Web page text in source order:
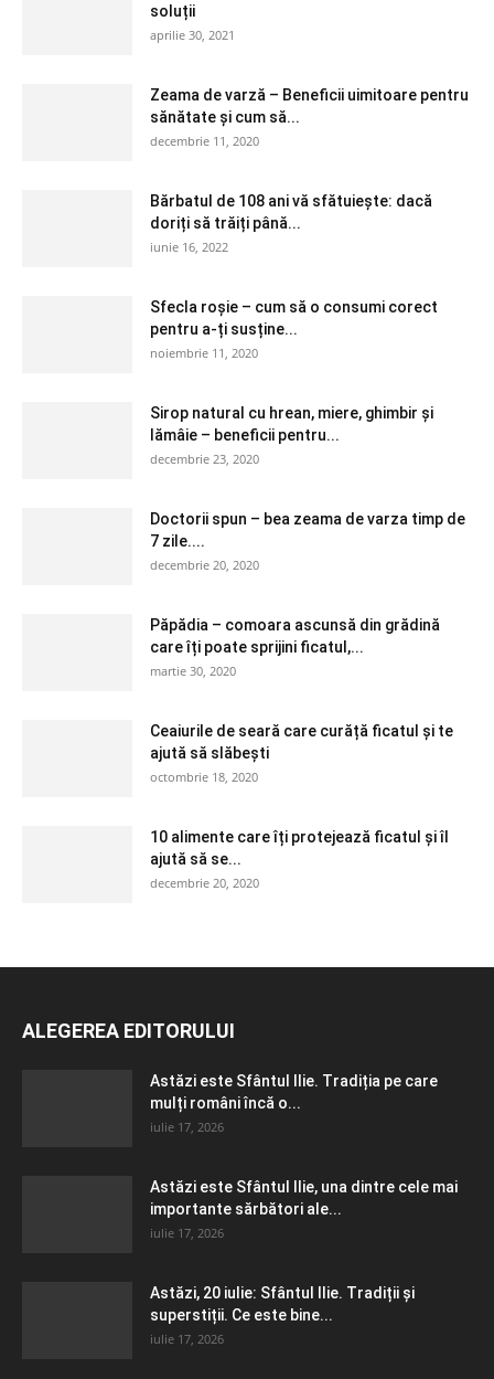
soluții
aprilie 30, 2021
Zeama de varză – Beneficii uimitoare pentru
sănătate și cum să...
decembrie 11, 2020
Bărbatul de 108 ani vă sfătuiește: dacă
doriți să trăiți până...
iunie 16, 2022
Sfecla roșie – cum să o consumi corect
pentru a-ți susține...
noiembrie 11, 2020
Sirop natural cu hrean, miere, ghimbir și
lămâie – beneficii pentru...
decembrie 23, 2020
Doctorii spun – bea zeama de varza timp de
7 zile....
decembrie 20, 2020
Păpădia – comoara ascunsă din grădină
care îți poate sprijini ficatul,...
martie 30, 2020
Ceaiurile de seară care curăță ficatul și te
ajută să slăbești
octombrie 18, 2020
10 alimente care îți protejează ficatul și îl
ajută să se...
decembrie 20, 2020
ALEGEREA EDITORULUI
Astăzi este Sfântul Ilie. Tradiția pe care
mulți români încă o...
iulie 17, 2026
Astăzi este Sfântul Ilie, una dintre cele mai
importante sărbători ale...
iulie 17, 2026
Astăzi, 20 iulie: Sfântul Ilie. Tradiții și
superstiții. Ce este bine...
iulie 17, 2026